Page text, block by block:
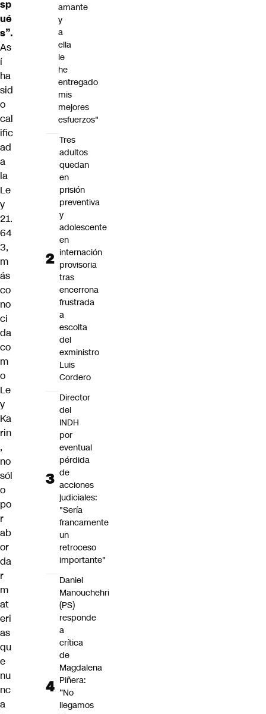
sp
ué
s”.
As
í
ha
sid
o
cal
ific
ad
a
la
Le
y
21.
64
3,
m
ás
co
no
ci
da
co
m
o
Le
y
Ka
rin
,
no
sól
o
po
r
ab
or
da
r
m
at
eri
as
qu
e
nu
nc
a
amante
y
a
ella
le
he
entregado
mis
mejores
esfuerzos"
Tres
adultos
quedan
en
prisión
preventiva
y
adolescente
en
internación
provisoria
tras
encerrona
frustrada
a
escolta
del
exministro
Luis
Cordero
Director
del
INDH
por
eventual
pérdida
de
acciones
judiciales:
"Sería
francamente
un
retroceso
importante"
Daniel
Manouchehri
(PS)
responde
a
crítica
de
Magdalena
Piñera:
“No
llegamos